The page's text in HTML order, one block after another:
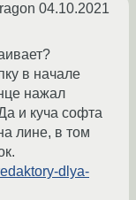
04.10.2021
в начале
нажал
и куча софта
лине, в том
dlya-